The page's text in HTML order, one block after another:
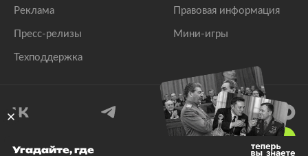
Реклама
Пресс-релизы
Техподдержка
Правовая информация
Мини-игры
Угадайте, где